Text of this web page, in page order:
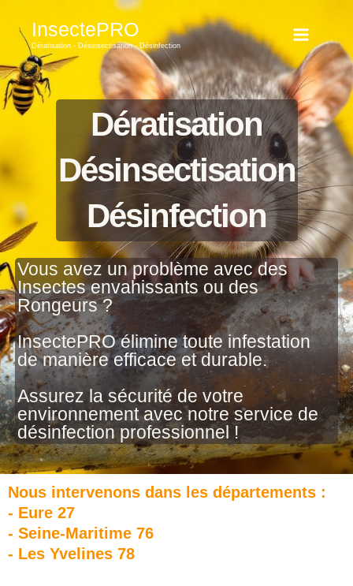
contenu
InsectePRO
Dératisation - Désinsectisation - Désinfection
Dératisation
Désinsectisation
Désinfection
Vous avez un problème avec des
Insectes envahissants ou des
Rongeurs ?
InsectePRO élimine toute infestation
de manière efficace et durable.
Assurez la sécurité de votre
environnement avec notre service de
désinfection professionnel !
Nous intervenons dans les départements :
- Eure 27
- Seine-Maritime 76
- Les Yvelines 78